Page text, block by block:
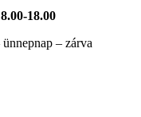
18.00
– zárva